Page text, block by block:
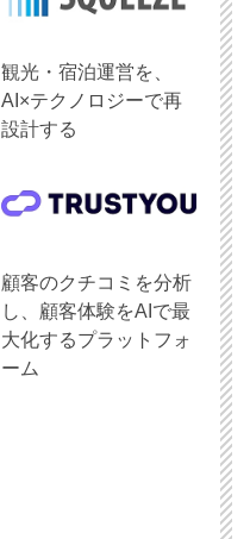
観光・宿泊運営を、
AI×テクノロジーで再
設計する
顧客のクチコミを分析
し、顧客体験をAIで最
大化するプラットフォ
ーム